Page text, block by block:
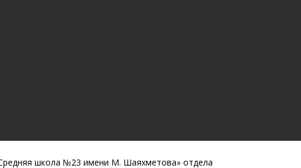
школа №23 имени М. Шаяхметова» отдела